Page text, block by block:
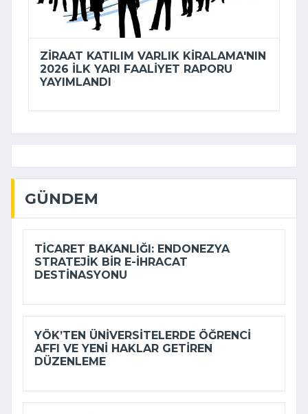
ZIRAAT KATILIM VARLIK KIRALAMA'NIN
2026 ILK YARI FAALIYET RAPORU
YAYIMLANDI
GÜNDEM
TICARET BAKANLIĞI: ENDONEZYA
STRATEJIK BIR E-İHRACAT
DESTINASYONU
YÖK’TEN ÜNIVERSITELERDE ÖĞRENCI
AFFI VE YENI HAKLAR GETIREN
DÜZENLEME